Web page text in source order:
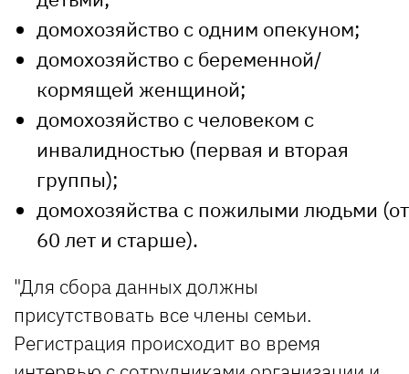
домохозяйство с одним опекуном;
домохозяйство с беременной/
кормящей женщиной;
домохозяйство с человеком с
инвалидностью (первая и вторая
группы);
домохозяйства с пожилыми людьми (от
60 лет и старше).
"Для сбора данных должны
присутствовать все члены семьи.
Регистрация происходит во время